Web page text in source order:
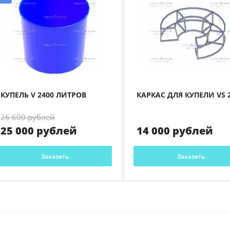
КУПЕЛЬ V 2400 ЛИТРОВ
26 600 рублей
25 000 рублей
Заказать
КАРКАС ДЛЯ КУПЕЛИ VS
14 000 рублей
Заказать